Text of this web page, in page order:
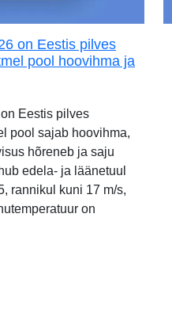
on Eestis pilves
pool hoovihma ja
Eestis pilves
pool sajab hoovihma,
hõreneb ja saju
edela- ja läänetuul
rannikul kuni 17 m/s,
on